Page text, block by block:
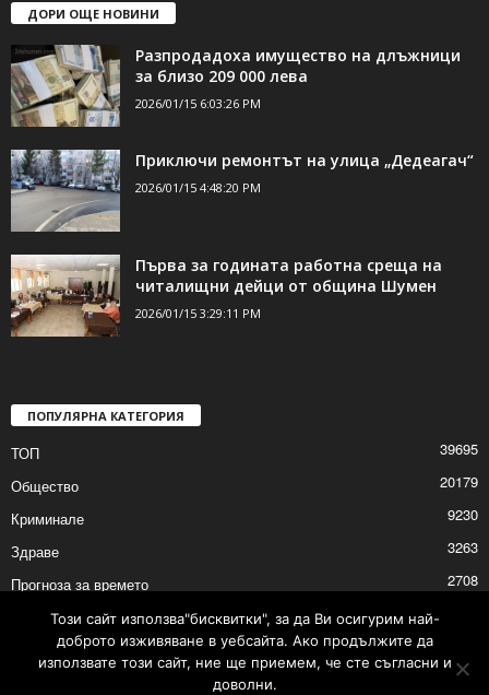
ДОРИ ОЩЕ НОВИНИ
Разпродадоха имущество на длъжници
за близо 209 000 лева
2026/01/15 6:03:26 PM
Приключи ремонтът на улица „Дедеагач“
2026/01/15 4:48:20 PM
Първа за годината работна среща на
читалищни дейци от община Шумен
2026/01/15 3:29:11 PM
ПОПУЛЯРНА КАТЕГОРИЯ
ТОП
39695
Общество
20179
Криминале
9230
Здраве
3263
Прогноза за времето
2708
Политика
Култура
Този сайт използва"бисквитки", за да Ви осигурим най-
доброто изживяване в уебсайта. Ако продължите да
използвате този сайт, ние ще приемем, че сте съгласни и
доволни.